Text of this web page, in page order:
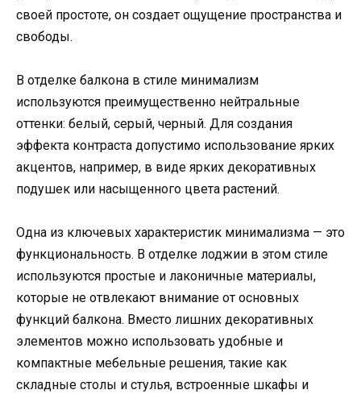
своей простоте, он создает ощущение пространства и
свободы.
В отделке балкона в стиле минимализм
используются преимущественно нейтральные
оттенки: белый, серый, черный. Для создания
эффекта контраста допустимо использование ярких
акцентов, например, в виде ярких декоративных
подушек или насыщенного цвета растений.
Одна из ключевых характеристик минимализма — это
функциональность. В отделке лоджии в этом стиле
используются простые и лаконичные материалы,
которые не отвлекают внимание от основных
функций балкона. Вместо лишних декоративных
элементов можно использовать удобные и
компактные мебельные решения, такие как
складные столы и стулья, встроенные шкафы и